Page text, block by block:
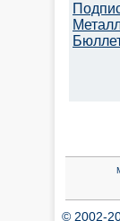
© 2002-